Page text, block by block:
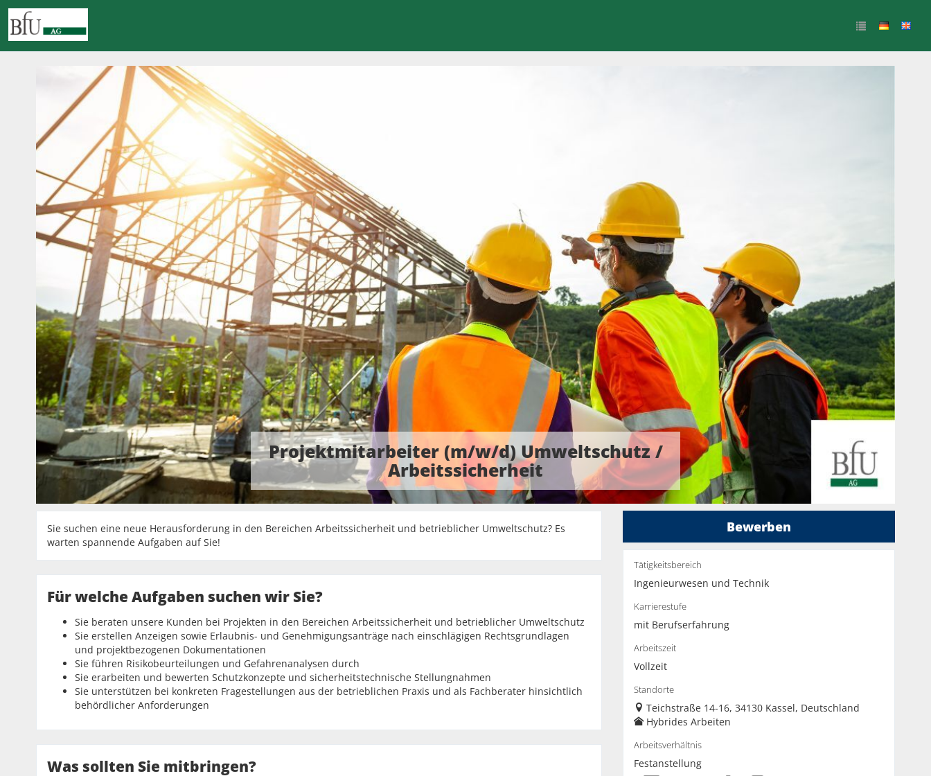
Projektmitarbeiter (m/w/d) Umweltschutz /
Arbeitssicherheit
Sie suchen eine neue Herausforderung in den Bereichen Arbeitssicherheit und betrieblicher Umweltschutz? Es
warten spannende Aufgaben auf Sie!
Für welche Aufgaben suchen wir Sie?
Sie beraten unsere Kunden bei Projekten in den Bereichen Arbeitssicherheit und betrieblicher Umweltschutz
Sie erstellen Anzeigen sowie Erlaubnis- und Genehmigungsanträge nach einschlägigen Rechtsgrundlagen
und projektbezogenen Dokumentationen
Sie führen Risikobeurteilungen und Gefahrenanalysen durch
Sie erarbeiten und bewerten Schutzkonzepte und sicherheitstechnische Stellungnahmen
Sie unterstützen bei konkreten Fragestellungen aus der betrieblichen Praxis und als Fachberater hinsichtlich
behördlicher Anforderungen
Was sollten Sie mitbringen?
Bewerben
Tätigkeitsbereich
Ingenieurwesen und Technik
Karrierestufe
mit Berufserfahrung
Arbeitszeit
Vollzeit
Standorte
Teichstraße 14-16, 34130 Kassel, Deutschland
Hybrides Arbeiten
Arbeitsverhältnis
Festanstellung